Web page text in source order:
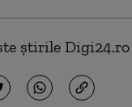
știrile Digi24.ro